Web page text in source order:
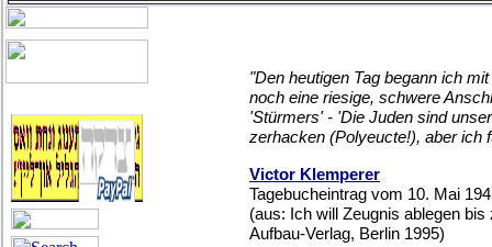
"Den heutigen Tag begann ich
noch eine riesige, schwere
'Stürmers' - 'Die Juden sind
zerhacken (Polyeucte!), aber ich
Victor Klemperer
Tagebucheintrag vom 10. Mai
(aus: Ich will Zeugnis ablegen
Aufbau-Verlag, Berlin 1995)